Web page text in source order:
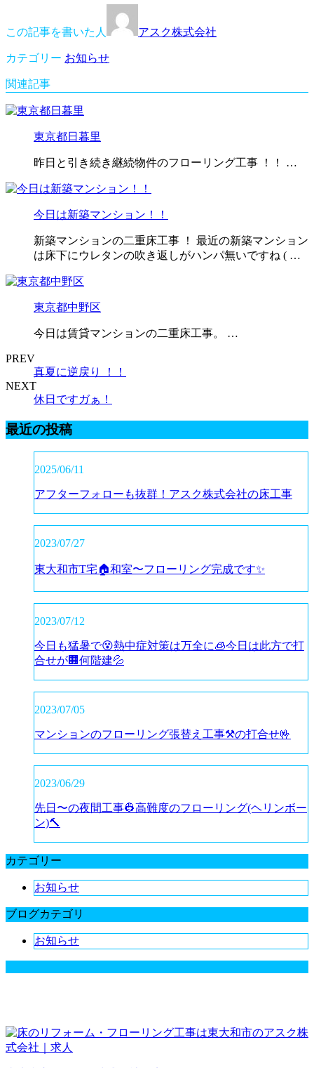
この記事を書いた人 アスク株式会社
カテゴリー お知らせ
関連記事
東京都日暮里
昨日と引き続き継続物件のフローリング工事 ！！ …
今日は新築マンション！！
新築マンションの二重床工事 ！ 最近の新築マンション
は床下にウレタンの吹き返しがハンパ無いですね ( …
東京都中野区
今日は賃貸マンションの二重床工事。 …
PREV
真夏に逆戻り ！！
NEXT
休日ですガぁ！
最近の投稿
2025/06/11
アフターフォローも抜群！アスク株式会社の床工事
2023/07/27
東大和市T宅🏠和室〜フローリング完成です✨
2023/07/12
今日も猛暑で😵熱中症対策は万全に🧊今日は此方で打
合せが🏢何階建💦
2023/07/05
マンションのフローリング張替え工事⚒️の打合せ🤟
2023/06/29
先日〜の夜間工事👷高難度のフローリング(ヘリンボー
ン)🔨
カテゴリー
お知らせ
ブログカテゴリ
お知らせ